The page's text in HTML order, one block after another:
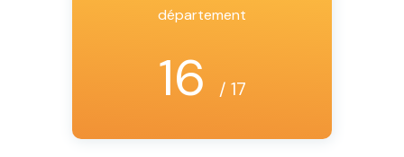
département
16 / 17